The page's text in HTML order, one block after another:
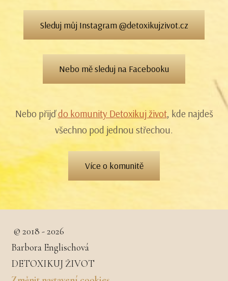
Sleduj můj Instagram @detoxikujzivot.cz
Nebo mě sleduj na Facebooku
Nebo přijďdo komunity Detoxikuj život, kde najdeš
všechno pod jednou střechou.
Více o komunitě
© 2018 - 2026
Barbora Englischová
DETOXIKUJ ŽIVOT